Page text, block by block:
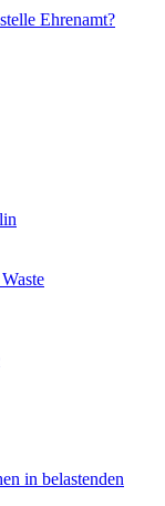
Ehrenamt?
in belastenden